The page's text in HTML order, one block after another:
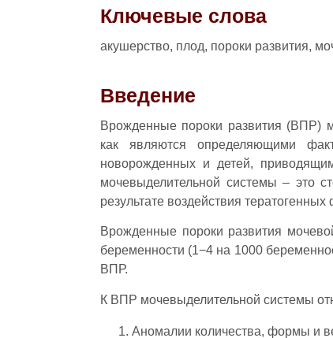
Ключевые слова
акушерство, плод, пороки развития,
Введение
Врожденные пороки развития (ВПР)
как являются определяющими
новорожденных и детей,
мочевыделительной системы – это
результате воздействия
Врожденные пороки развития
беременности (1−4 на 1000
ВПР.
К ВПР мочевыделительной системы
Аномалии количества, формы и